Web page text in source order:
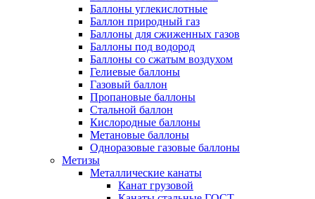
Баллоны углекислотные
Баллон природный газ
Баллоны для сжиженных газов
Баллоны под водород
Баллоны со сжатым воздухом
Гелиевые баллоны
Газовый баллон
Пропановые баллоны
Стальной баллон
Кислородные баллоны
Метановые баллоны
Одноразовые газовые баллоны
Метизы
Металлические канаты
Канат грузовой